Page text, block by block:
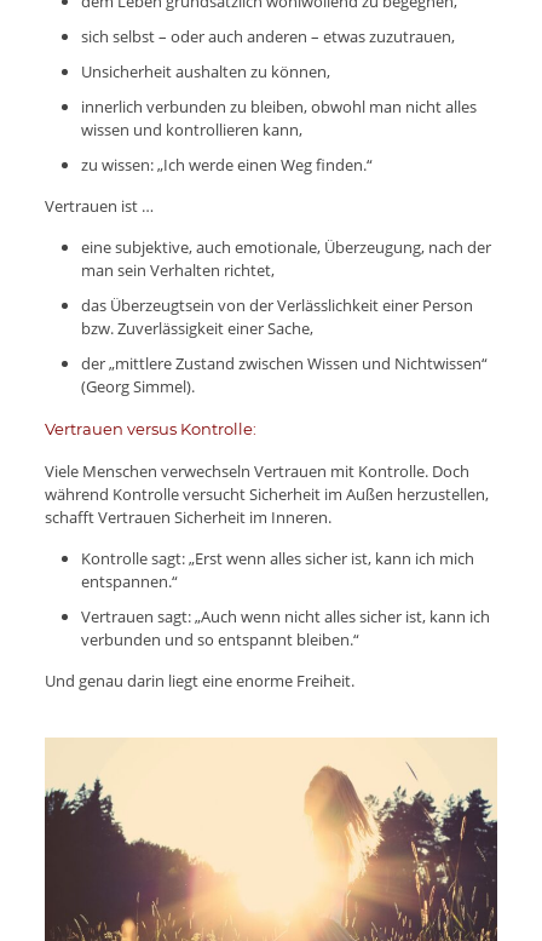
sich selbst – oder auch anderen – etwas zuzutrauen,
Unsicherheit aushalten zu können,
innerlich verbunden zu bleiben, obwohl man nicht alles
wissen und kontrollieren kann,
zu wissen: „Ich werde einen Weg finden.“
Vertrauen ist …
eine subjektive, auch emotionale, Überzeugung, nach der
man sein Verhalten richtet,
das Überzeugtsein von der Verlässlichkeit einer Person
bzw. Zuverlässigkeit einer Sache,
der „mittlere Zustand zwischen Wissen und Nichtwissen“
(Georg Simmel).
Vertrauen versus Kontrolle:
Viele Menschen verwechseln Vertrauen mit Kontrolle. Doch
während Kontrolle versucht Sicherheit im Außen herzustellen,
schafft Vertrauen Sicherheit im Inneren.
Kontrolle sagt: „Erst wenn alles sicher ist, kann ich mich
entspannen.“
Vertrauen sagt: „Auch wenn nicht alles sicher ist, kann ich
verbunden und so entspannt bleiben.“
Und genau darin liegt eine enorme Freiheit.